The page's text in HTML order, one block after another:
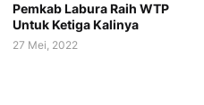
Pemkab Labura Raih WTP
Untuk Ketiga Kalinya
27 Mei, 2022